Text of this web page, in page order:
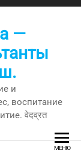
—
и
воспитание
वेदव्रत
МЕНЮ